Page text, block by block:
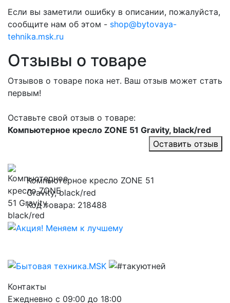
Если вы заметили ошибку в описании, пожалуйста,
сообщите нам об этом - shop@bytovaya-
tehnika.msk.ru
Отзывы о товаре
Отзывов о товаре пока нет. Ваш отзыв может стать
первым!
Оставьте свой отзыв о товаре:
Компьютерное кресло ZONE 51 Gravity, black/red
Оставить отзыв
Компьютерное кресло ZONE 51
Gravity, black/red
Код товара: 218488
Контакты
Ежедневно с 09:00 до 18:00